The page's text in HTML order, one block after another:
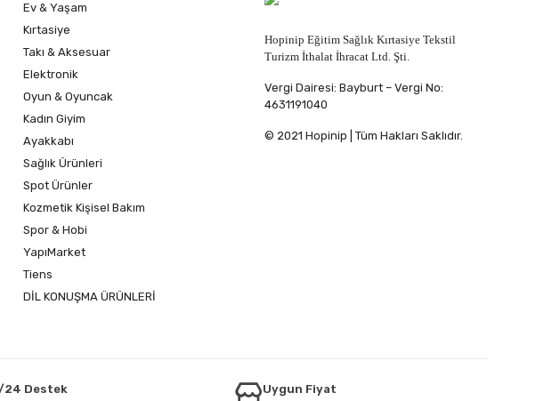
Ev & Yaşam
Kırtasiye
Takı & Aksesuar
Elektronik
Oyun & Oyuncak
Kadın Giyim
Ayakkabı
Sağlık Ürünleri
Spot Ürünler
Kozmetik Kişisel Bakım
Spor & Hobi
YapıMarket
Tiens
DİL KONUŞMA ÜRÜNLERİ
Hopinip Eğitim Sağlık Kırtasiye Tekstil
Turizm İthalat İhracat Ltd. Şti.
Vergi Dairesi: Bayburt – Vergi No:
4631191040
© 2021 Hopinip | Tüm Hakları Saklıdır.
24 Destek
Uygun Fiyat